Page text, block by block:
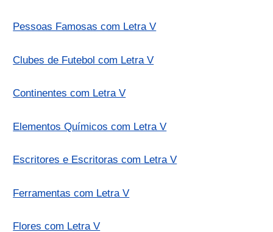
Pessoas Famosas com Letra V
Clubes de Futebol com Letra V
Continentes com Letra V
Elementos Químicos com Letra V
Escritores e Escritoras com Letra V
Ferramentas com Letra V
Flores com Letra V